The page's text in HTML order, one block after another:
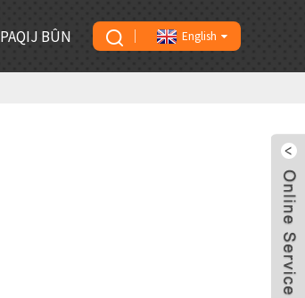
PAQIJ BÛN English